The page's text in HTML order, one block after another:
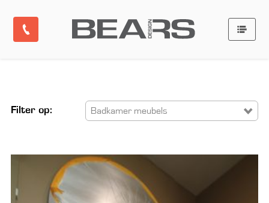
Filter op: Badkamer meubels